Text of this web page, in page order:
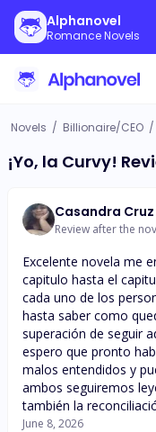
Alphanovel
Romance Novels
Novels / Billionaire/CEO /
¡Yo, la Curvy!
Casandra Cruz
Review after the
Excelente novela me
capitulo hasta el
cada uno de los
hasta saber como
superación de seguir
espero que pronto
malos entendidos y
ambos seguiremos
también la
June 8, 2026